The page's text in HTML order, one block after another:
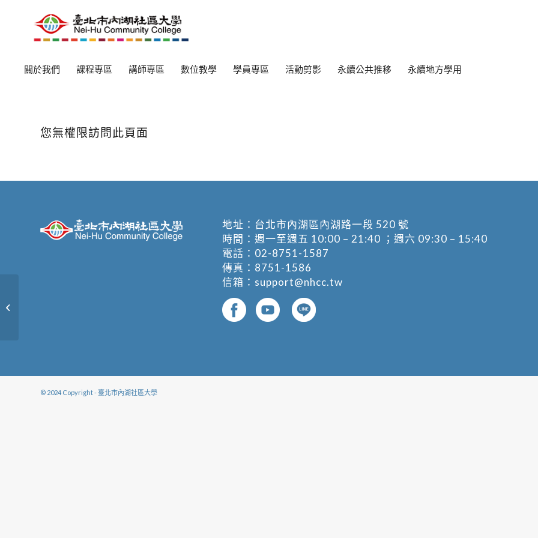
關於我們 課程專區 講師專區 數位教學 學員專區 活動剪影 永續公共推移 永續地方學用
您無權限訪問此頁面
地址： 台北市內湖區內湖路一段 520 號
時間：週一至週五 10:00 – 21:40 ；週六 09:30 – 15:40
電話： 02-8751-1587
傳真：8751-1586
信箱： support@nhcc.tw
© 2024 Copyright - 臺北市內湖社區大學